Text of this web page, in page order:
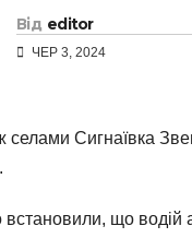
Від editor
ЧЕР 3, 2024
селами Сигнаївка
що водій